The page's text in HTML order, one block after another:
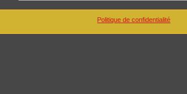
Politique de confidentialité